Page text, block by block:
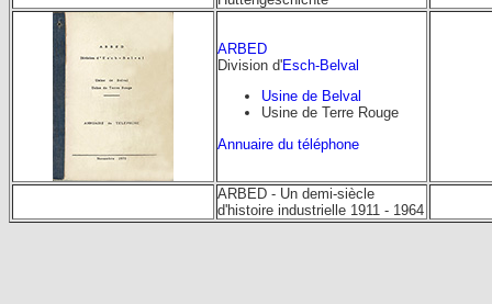
ARBED
Division d'Esch-Belval
Usine de Belval
Usine de Terre Rouge
Annuaire du téléphone
ARBED - Un demi-siècle
d'histoire industrielle 1911 - 1964